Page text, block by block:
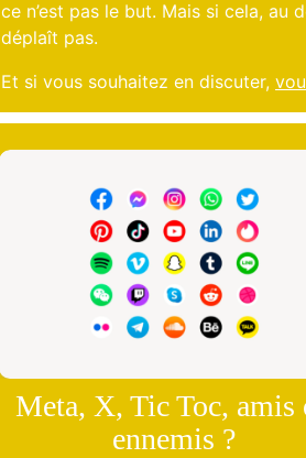
ce n’est pas le but. Mais si cela, au
déplaît pas.
Et si vous souhaitez en discuter,
Meta, X, Tic Toc, amis
ennemis ?